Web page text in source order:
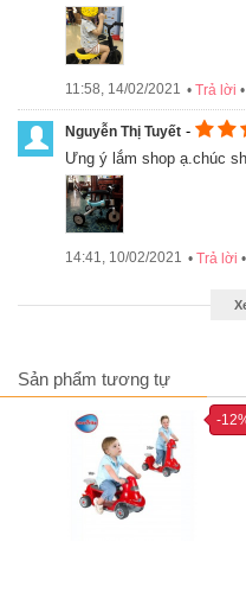
Xe có nhiều chức
11:58, 14/02/2021 • Trả lời •
Nguyễn Thị Tuyết -
Ưng ý lắm shop ạ.chúc
14:41, 10/02/2021 • Trả lời •
Sản phẩm tương tự
-